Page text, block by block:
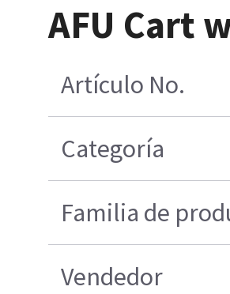
AFU Cart
Artículo No.
Categoría
Familia de
Vendedor